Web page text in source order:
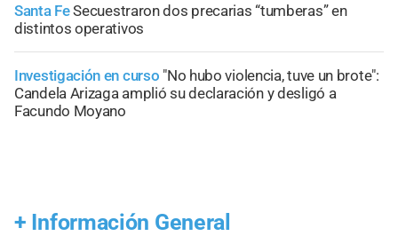
Santa FeSecuestraron dos precarias “tumberas” en
distintos operativos
Investigación en curso "No hubo violencia, tuve un brote":
Candela Arizaga amplió su declaración y desligó a
Facundo Moyano
+ Información General